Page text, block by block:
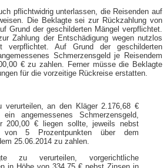
pflichtwidrig unterlassen, die Reisenden auf
Die Beklagte sei zur Rückzahlung von
Grund der geschilderten Mängel verpflichtet.
Zahlung der Entschädigung wegen nutzlos
verpflichtet. Auf Grund der geschilderten
Schmerzensgeld je Reisendem
€ zu zahlen. Ferner müsse die Beklagte
für die vorzeitige Rückreise erstatten.
verurteilen, an den Kläger 2.176,68 €
angemessenes Schmerzensgeld,
200,00 € liegen sollte, jeweils nebst
5 Prozentpunkten über dem
25.06.2014 zu zahlen.
zu verurteilen, vorgerichtliche
in Höhe von 334,75 € nebst Zinsen in